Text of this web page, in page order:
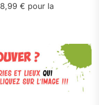
8,99 € pour la